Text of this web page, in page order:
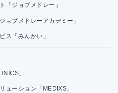
「ジョブメドレー」
ョブメドレーアカデミー」
ス「みんかい」
」
ューション「MEDIXS」